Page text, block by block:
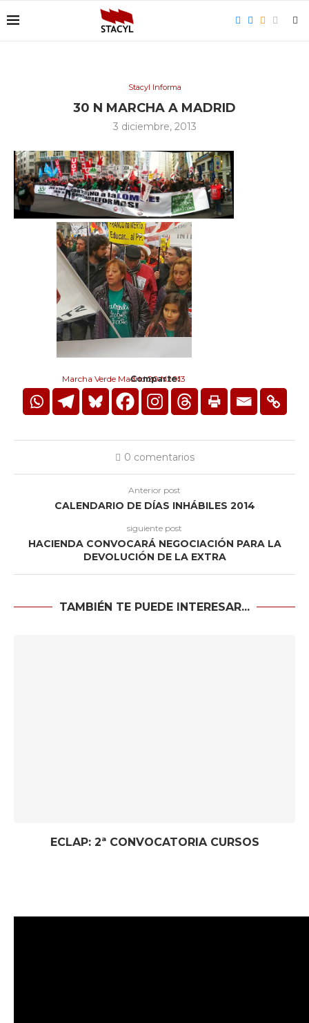
Stacyl Informa
30 N MARCHA A MADRID
3 diciembre, 2013
Marcha Verde Madrid 20 N2013
Comparte:
0 comentarios
Anterior post
CALENDARIO DE DÍAS INHÁBILES 2014
siguiente post
HACIENDA CONVOCARÁ NEGOCIACIÓN PARA LA
DEVOLUCIÓN DE LA EXTRA
TAMBIÉN TE PUEDE INTERESAR...
ECLAP: 2ª CONVOCATORIA CURSOS